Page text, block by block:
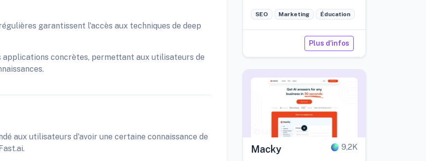
garantissent l'accès aux techniques de deep
concrètes, permettant aux utilisateurs de
aux utilisateurs d'avoir une certaine connaissance de
multilingues.
SEO Marketing Éducation
Plus d'infos
Macky 9,2K